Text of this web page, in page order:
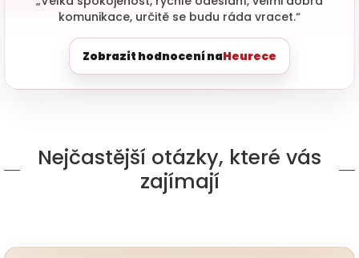
komunikace, určitě se budu ráda vracet.“
Zobrazit hodnocení naHeurece
Nejčastější otázky, které vás
zajímají